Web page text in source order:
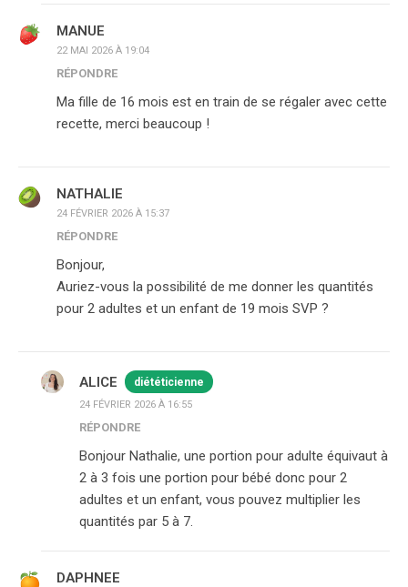
MANUE
22 MAI 2026 À 19:04
RÉPONDRE
Ma fille de 16 mois est en train de se régaler avec cette
recette, merci beaucoup !
NATHALIE
24 FÉVRIER 2026 À 15:37
RÉPONDRE
Bonjour,
Auriez-vous la possibilité de me donner les quantités
pour 2 adultes et un enfant de 19 mois SVP ?
ALICE diététicienne
24 FÉVRIER 2026 À 16:55
RÉPONDRE
Bonjour Nathalie, une portion pour adulte équivaut à
2 à 3 fois une portion pour bébé donc pour 2
adultes et un enfant, vous pouvez multiplier les
quantités par 5 à 7.
DAPHNEE